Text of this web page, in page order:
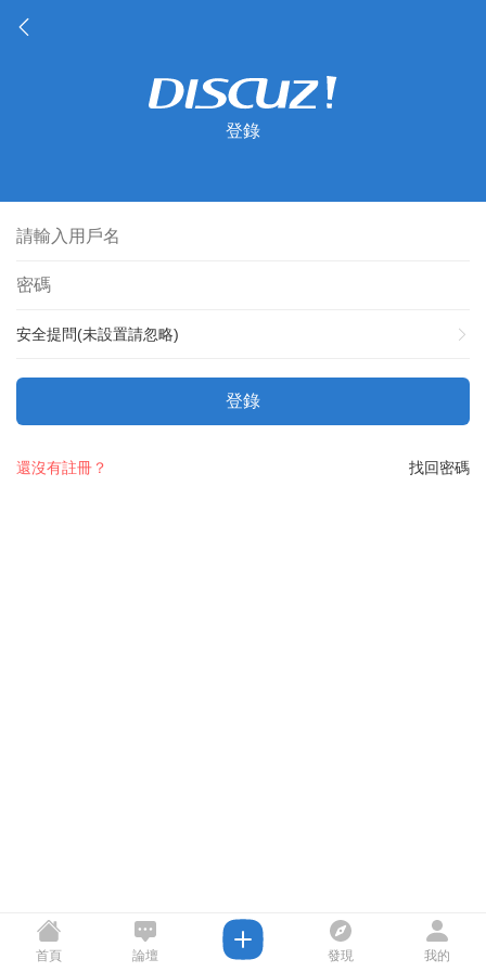
登錄
安全提問(未設置請忽略)
登錄
找回密碼
還沒有註冊？
首頁 論壇 發現 我的